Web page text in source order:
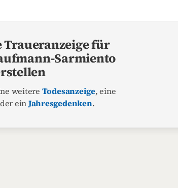
Traueranzeige für
Sarmiento
weitere Todesanzeige, eine
einJahresgedenken.